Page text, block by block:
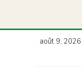
août 9, 2026